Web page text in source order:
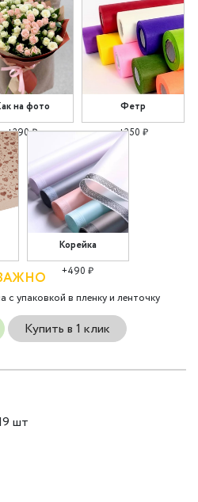
на фото
+290 ₽
Фетр
+350 ₽
Корейка
+490 ₽
с упаковкой в пленку и ленточку
Купить в 1 клик
шт